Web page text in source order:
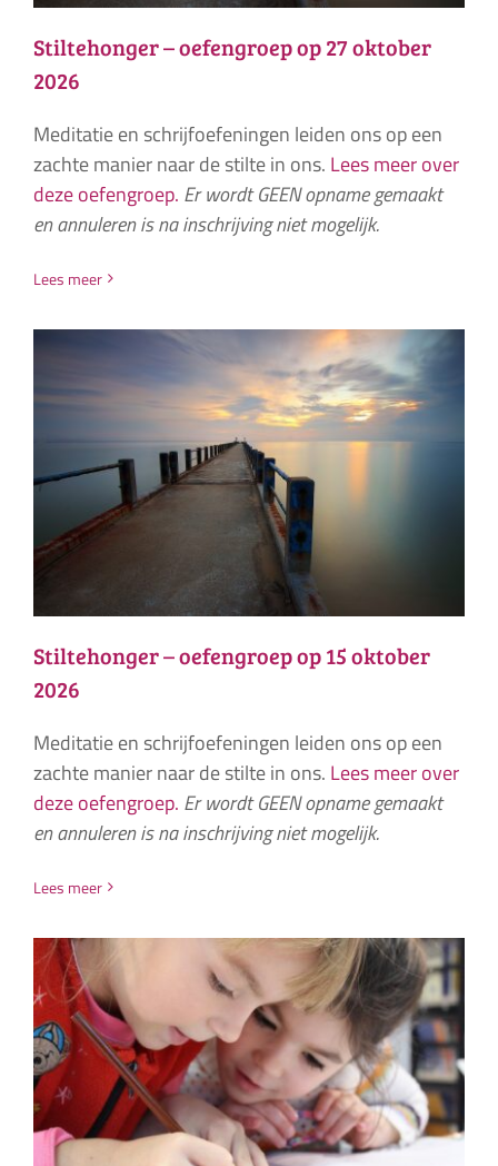
Stiltehonger – oefengroep op 27 oktober
2026
Meditatie en schrijfoefeningen leiden ons op een
zachte manier naar de stilte in ons. Lees meer over
deze oefengroep. Er wordt GEEN opname gemaakt
en annuleren is na inschrijving niet mogelijk.
Lees meer
Stiltehonger – oefengroep op 15 oktober
2026
Meditatie en schrijfoefeningen leiden ons op een
zachte manier naar de stilte in ons. Lees meer over
deze oefengroep. Er wordt GEEN opname gemaakt
en annuleren is na inschrijving niet mogelijk.
Lees meer